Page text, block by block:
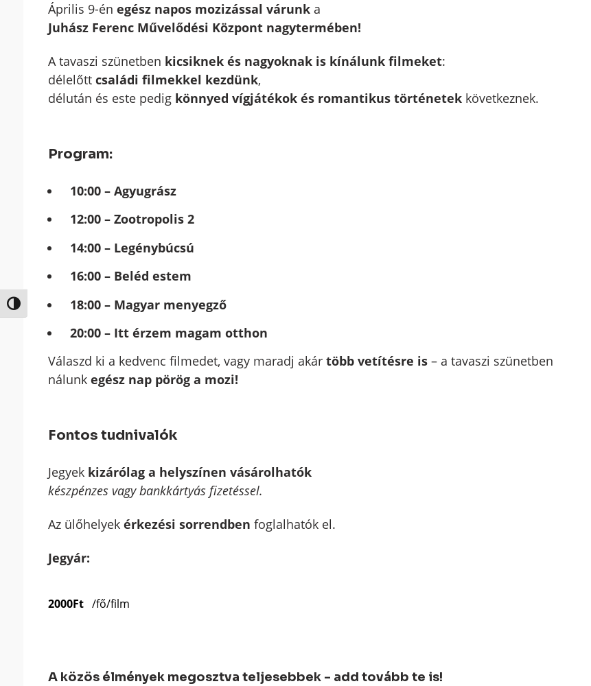
Nagy kontraszt váltása
Április 9-én egész napos mozizással várunka
Juhász Ferenc Művelődési Központ nagytermében!
A tavaszi szünetben kicsiknek és nagyoknak is kínálunk filmeket:
délelőtt családi filmekkel kezdünk,
délután és este pedig könnyed vígjátékok és romantikus történetekkövetkeznek.
Program:
10:00 – Agyugrász
12:00 – Zootropolis 2
14:00 – Legénybúcsú
16:00 – Beléd estem
18:00 – Magyar menyegző
20:00 – Itt érzem magam otthon
Válaszd ki a kedvenc filmedet, vagy maradj akár több vetítésre is– a tavaszi szünetben
nálunk egész nap pörög a mozi!
Fontos tudnivalók
Jegyek kizárólag a helyszínen vásárolhatók
készpénzes vagy bankkártyás fizetéssel.
Az ülőhelyek érkezési sorrendben foglalhatók el.
Jegyár:
2000Ft /fő/film
A közös élmények megosztva teljesebbek - add tovább te is!